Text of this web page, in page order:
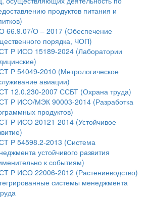
продуктов питания и
66.9.07/О – 2017 (Обеспечение
порядка, ЧОП)
Р ИСО 15189-2024 (Лаборатории
Р 54049-2010 (Метрологическое
авиации)
12.0.230-2007 ССБТ (Охрана труда)
Р ИСО/МЭК 90003-2014 (Разработка
продуктов)
Р ИСО 20121-2014 (Устойчивое
Р 54598.2-2013 (Система
устойчивого развития
к событиям)
Р ИСО 22006-2012 (Растениеводство)
системы менеджмента